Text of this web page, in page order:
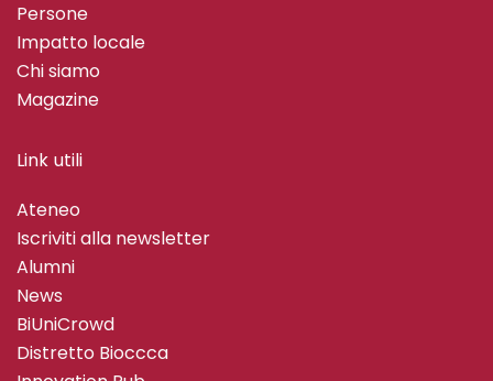
Persone
Impatto locale
Chi siamo
Magazine
Link utili
Ateneo
Iscriviti alla newsletter
Alumni
News
BiUniCrowd
Distretto Bioccca